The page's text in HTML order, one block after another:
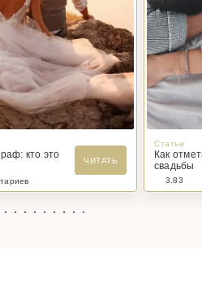
кто это
ЧИТАТЬ
Статьи
Как
свадьбы
3.83